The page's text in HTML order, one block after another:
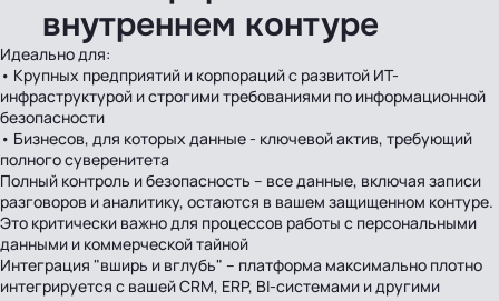
внутреннем контуре
Идеально для:
• Крупных предприятий и корпораций с развитой ИТ-
инфраструктурой и строгими требованиями по информационной
безопасности
• Бизнесов, для которых данные - ключевой актив, требующий
полного суверенитета
Полный контроль и безопасность – все данные, включая записи
разговоров и аналитику, остаются в вашем защищенном контуре.
Это критически важно для процессов работы с персональными
данными и коммерческой тайной
Интеграция "вширь и вглубь" – платформа максимально плотно
интегрируется с вашей CRM, ERP, BI-системами и другими